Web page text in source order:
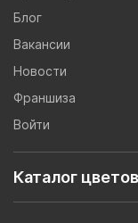
Блог
Вакансии
Новости
Франшиза
Войти
Каталог цветов